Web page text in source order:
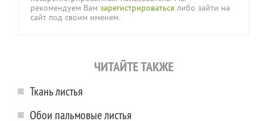
рекомендуем Вам зарегистрироваться либо зайти на
сайт под своим именем.
ЧИТАЙТЕ ТАКЖЕ
Ткань листья
Обои пальмовые листья